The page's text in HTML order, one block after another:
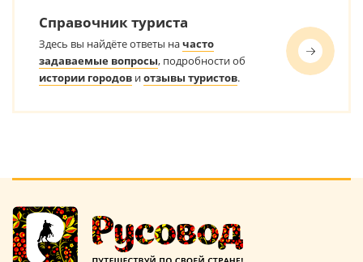
Справочник туриста
Здесь вы найдёте ответы начасто
задаваемые вопросы, подробности об
истории городов иотзывы туристов.